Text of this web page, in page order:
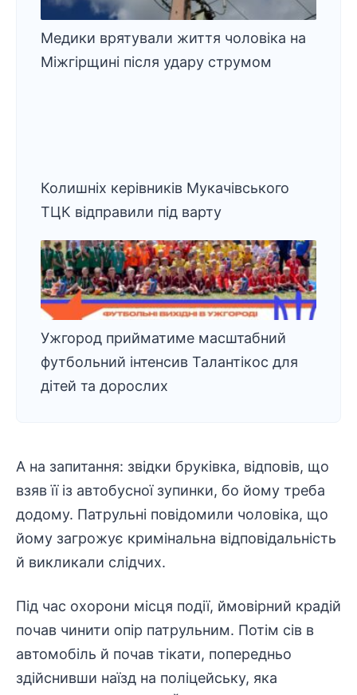
Медики врятували життя чоловіка на
Міжгірщині після удару струмом
Колишніх керівників Мукачівського
ТЦК відправили під варту
Ужгород прийматиме масштабний
футбольний інтенсив Талантікос для
дітей та дорослих
А на запитання: звідки бруківка, відповів, що
взяв її із автобусної зупинки, бо йому треба
додому. Патрульні повідомили чоловіка, що
йому загрожує кримінальна відповідальність
й викликали слідчих.
Під час охорони місця події, ймовірний крадій
почав чинити опір патрульним. Потім сів в
автомобіль й почав тікати, попередньо
здійснивши наїзд на поліцейську, яка